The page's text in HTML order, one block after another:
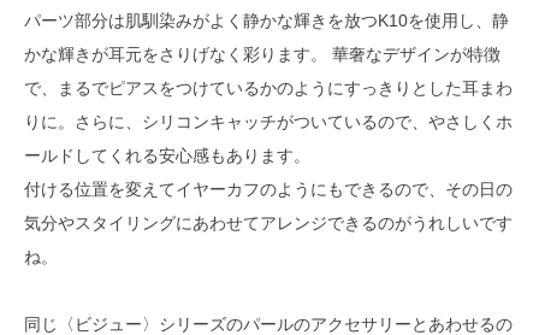
パーツ部分は肌馴染みがよく静かな輝きを放つK10を使用し、静
かな輝きが耳元をさりげなく彩ります。 華奢なデザインが特徴
で、まるでピアスをつけているかのようにすっきりとした耳まわ
りに。さらに、シリコンキャッチがついているので、やさしくホ
ールドしてくれる安心感もあります。
付ける位置を変えてイヤーカフのようにもできるので、その日の
気分やスタイリングにあわせてアレンジできるのがうれしいです
ね。
同じ〈ビジュー〉シリーズのパールのアクセサリーとあわせるの